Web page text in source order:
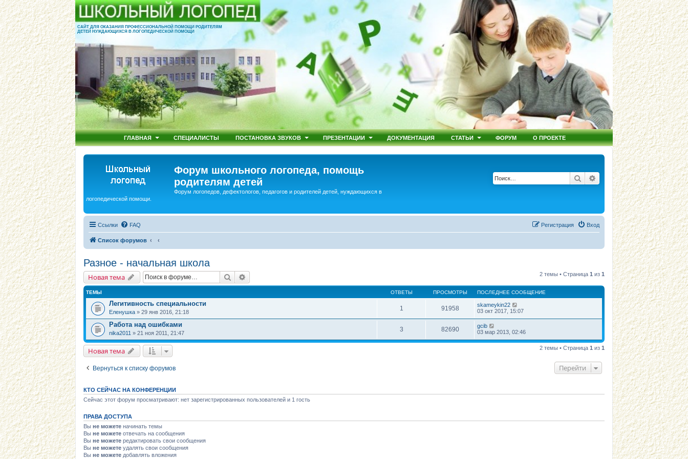
САЙТ ДЛЯ ОКАЗАНИЯ ПРОФЕССИОНАЛЬНОЙ ПОМОЩИ РОДИТЕЛЯМ
ДЕТЕЙ НУЖДАЮЩИХСЯ В ЛОГОПЕДИЧЕСКОЙ ПОМОЩИ
ГЛАВНАЯ СПЕЦИАЛИСТЫ ПОСТАНОВКА ЗВУКОВ ПРЕЗЕНТАЦИИ ДОКУМЕНТАЦИЯ СТАТЬИ ФОРУМ О ПРОЕКТЕ
Форум школьного логопеда, помощь
родителям детей
Форум логопедов, дефектологов, педагогов и родителей детей, нуждающихся в
логопедической помощи.
Поиск Расширенный поиск
Ссылки FAQ Вход
Регистрация
Список форумов
Разное - начальная школа
Новая тема Поиск 2 темы • Страница 1 из 1
ТЕМЫ ОТВЕТЫ ПРОСМОТРЫ ПОСЛЕДНЕЕ СООБЩЕНИЕ
Легитивность специальности
Eленушка » 29 янв 2016, 21:18
1 91958
skameykin22
03 окт 2017, 15:07
Работа над ошибками
nika2011 » 21 ноя 2011, 21:47
3 82690
gcib
03 мар 2013, 02:46
Новая тема 2 темы • Страница 1 из 1
Вернуться к списку форумов Перейти
КТО СЕЙЧАС НА КОНФЕРЕНЦИИ
Сейчас этот форум просматривают: нет зарегистрированных пользователей и 1 гость
ПРАВА ДОСТУПА
Вы не можете начинать темы
Вы не можете отвечать на сообщения
Вы не можете редактировать свои сообщения
Вы не можете удалять свои сообщения
Вы не можете добавлять вложения